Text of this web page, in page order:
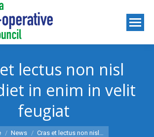
lectus non nisl
in enim in velit
feugiat
here:
News Cras et lectus non nisl…